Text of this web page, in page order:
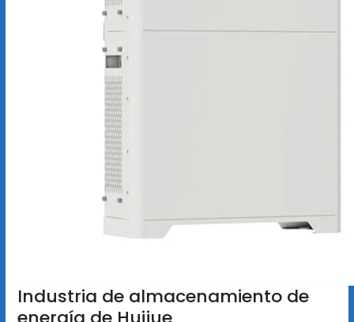
Industria de almacenamiento de